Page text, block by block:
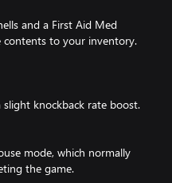
and a First Aid Med
contents to your inventory.
knockback rate boost.
mode, which normally
the game.